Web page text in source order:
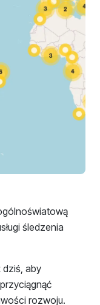
śledzenia
dziś, aby
rozwoju.